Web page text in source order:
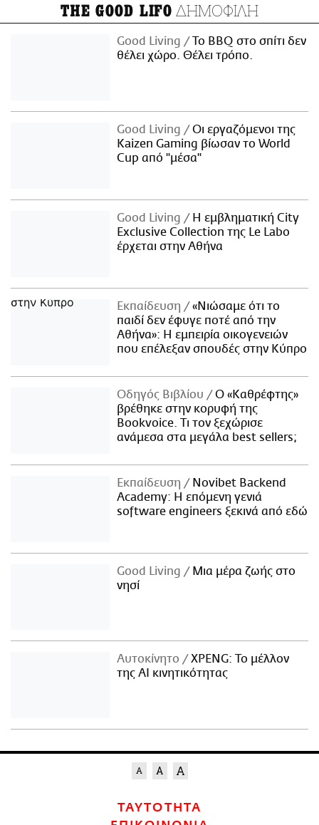
THE GOOD LIFO ΔΗΜΟΦΙΛΗ
Good Living
Το BBQ στο σπίτι δεν
θέλει χώρο. Θέλει τρόπο.
Good Living
Οι εργαζόμενοι της
Kaizen Gaming βίωσαν το World
Cup από "μέσα"
Good Living
Η εμβληματική City
Exclusive Collection της Le Labo
έρχεται στην Αθήνα
Εκπαίδευση
«Νιώσαμε ότι το
παιδί δεν έφυγε ποτέ από την
Αθήνα»: Η εμπειρία οικογενειών
που επέλεξαν σπουδές στην Κύπρο
Οδηγός Βιβλίου
Ο «Καθρέφτης»
βρέθηκε στην κορυφή της
Bookvoice. Τι τον ξεχώρισε
ανάμεσα στα μεγάλα best sellers;
Εκπαίδευση
Novibet Backend
Academy: Η επόμενη γενιά
software engineers ξεκινά από εδώ
Good Living
Μια μέρα ζωής στο
νησί
Αυτοκίνητο
XPENG: Το μέλλον
της AI κινητικότητας
ΤΑΥΤΟΤΗΤΑ